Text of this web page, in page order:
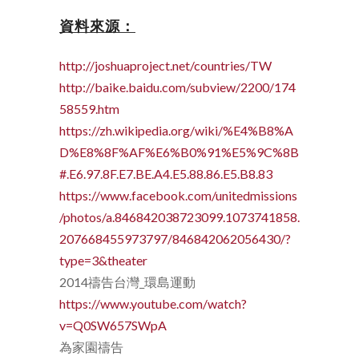
資料來源：
http://joshuaproject.net/countries/TW
http://baike.baidu.com/subview/2200/174
58559.htm
https://zh.wikipedia.org/wiki/%E4%B8%A
D%E8%8F%AF%E6%B0%91%E5%9C%8B
#.E6.97.8F.E7.BE.A4.E5.88.86.E5.B8.83
https://www.facebook.com/unitedmissions
/photos/a.846842038723099.1073741858.
207668455973797/846842062056430/?
type=3&theater
2014禱告台灣_環島運動
https://www.youtube.com/watch?
v=Q0SW657SWpA
為家園禱告